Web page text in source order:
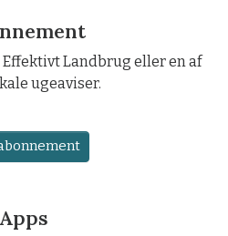
Landbrug eller en af
ugeaviser.
Apps